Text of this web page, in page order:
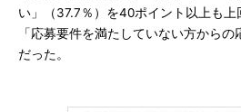
い」（37.7％）を40ポイント以上も
「応募要件を満たしていない方からの
だった。